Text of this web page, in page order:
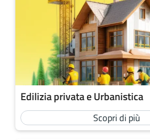
Edilizia privata e Urbanistica
Scopri di più